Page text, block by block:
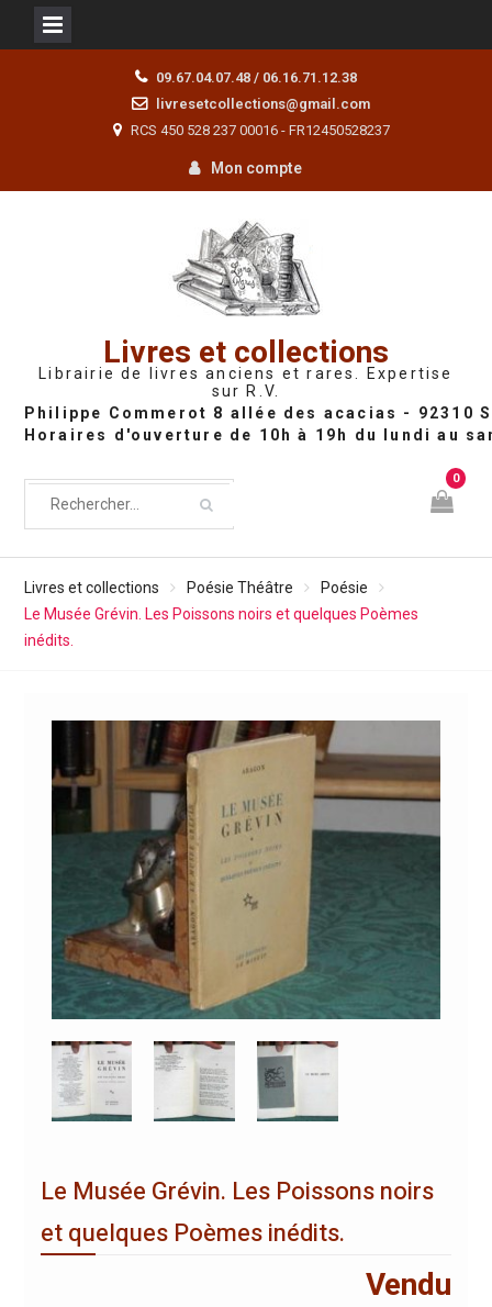
09.67.04.07.48 / 06.16.71.12.38
livresetcollections@gmail.com
RCS 450 528 237 00016 - FR12450528237
Mon compte
Livres et collections
Librairie de livres anciens et rares. Expertise
sur R.V.
0
Livres et collections Poésie Théâtre
Poésie
Le Musée Grévin. Les Poissons noirs et quelques Poèmes
inédits.
Le Musée Grévin. Les Poissons noirs
et quelques Poèmes inédits.
Vendu